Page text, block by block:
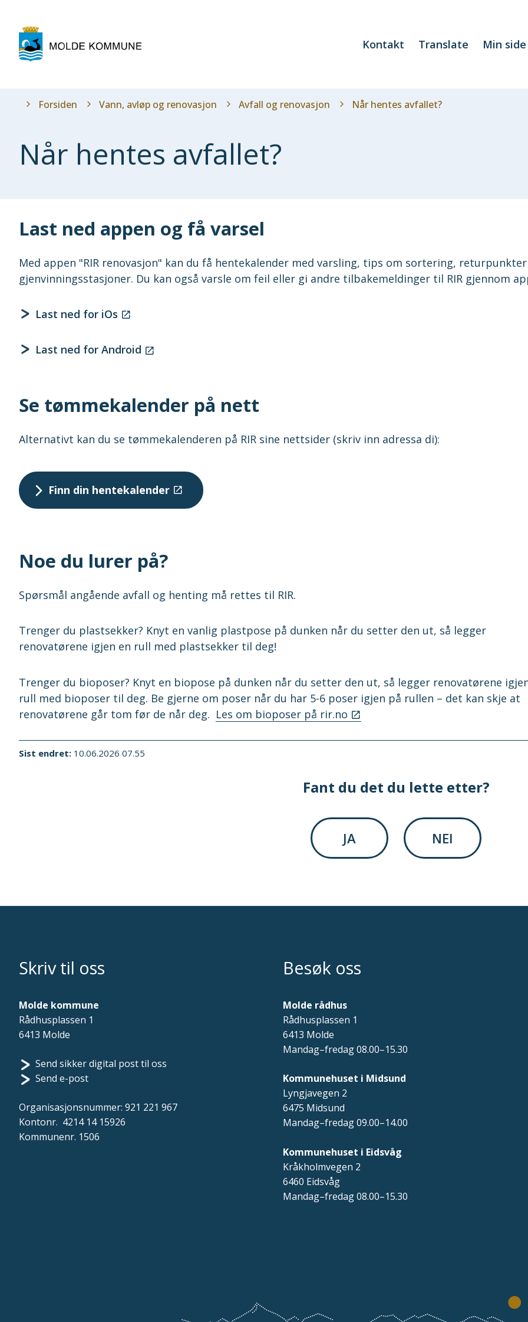
kommune
Kontakt Translate Min side
Du
Forsiden Vann, avløp og renovasjon Avfall og renovasjon Når hentes avfallet?
Når hentes avfallet?
Last ned appen og få varsel
Med appen "RIR renovasjon" kan du få hentekalender med varsling, tips om sortering,
gjenvinningsstasjoner. Du kan også varsle om feil eller gi andre tilbakemeldinger til RIR gjennom
Last ned for iOs
Last ned for Android
Se tømmekalender på nett
Alternativt kan du se tømmekalenderen på RIR sine nettsider (skriv inn adressa di):
Finn din hentekalender
Noe du lurer på?
Spørsmål angående avfall og henting må rettes til RIR.
Trenger du plastsekker? Knyt en vanlig plastpose på dunken når du setter den ut, så legger
renovatørene igjen en rull med plastsekker til deg!
Trenger du bioposer? Knyt en biopose på dunken når du setter den ut, så legger renovatørene
rull med bioposer til deg. Be gjerne om poser når du har 5-6 poser igjen på rullen – det kan skje at
renovatørene går tom før de når deg. Les om bioposer på rir.no
Sist endret 10.06.2026 07.55
Fant du det du lette etter?
JA NEI
Skriv til oss
Molde kommune
Rådhusplassen 1
6413 Molde
Send sikker digital post til oss
Send e-post
Organisasjonsnummer: 921 221 967
Kontonr. 4214 14 15926
Kommunenr. 1506
Besøk oss
Molde rådhus
Rådhusplassen 1
6413 Molde
Mandag–fredag 08.00–15.30
Kommunehuset i Midsund
Lyngjavegen 2
6475 Midsund
Mandag–fredag 09.00–14.00
Kommunehuset i Eidsvåg
Kråkholmvegen 2
6460 Eidsvåg
Mandag–fredag 08.00–15.30